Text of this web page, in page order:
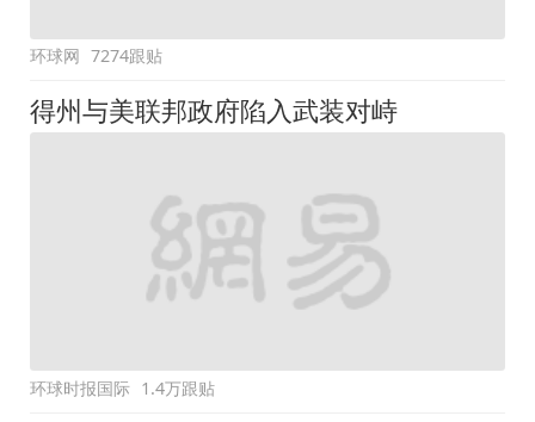
环球网 7274跟贴
得州与美联邦政府陷入武装对峙
环球时报国际 1.4万跟贴